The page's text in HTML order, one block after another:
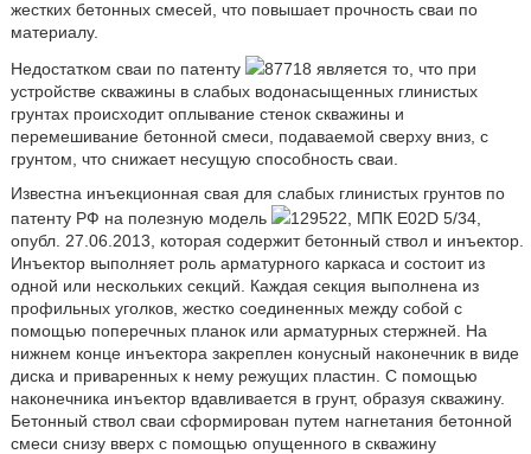
жестких бетонных смесей, что повышает прочность сваи по
материалу.
Недостатком сваи по патенту
87718 является то, что при
устройстве скважины в слабых водонасыщенных глинистых
грунтах происходит оплывание стенок скважины и
перемешивание бетонной смеси, подаваемой сверху вниз, с
грунтом, что снижает несущую способность сваи.
Известна инъекционная свая для слабых глинистых грунтов по
патенту РФ на полезную модель
129522, МПК E02D 5/34,
опубл. 27.06.2013, которая содержит бетонный ствол и инъектор.
Инъектор выполняет роль арматурного каркаса и состоит из
одной или нескольких секций. Каждая секция выполнена из
профильных уголков, жестко соединенных между собой с
помощью поперечных планок или арматурных стержней. На
нижнем конце инъектора закреплен конусный наконечник в виде
диска и приваренных к нему режущих пластин. С помощью
наконечника инъектор вдавливается в грунт, образуя скважину.
Бетонный ствол сваи сформирован путем нагнетания бетонной
смеси снизу вверх с помощью опущенного в скважину